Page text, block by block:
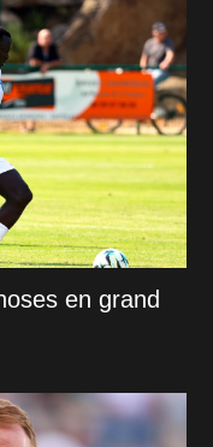
en grand